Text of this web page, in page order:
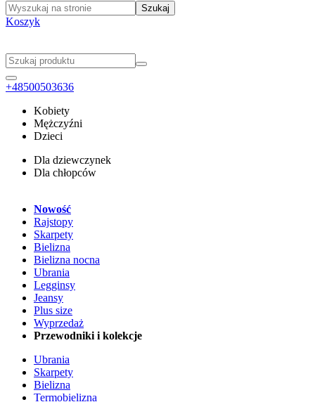
Koszyk
+48500503636
Kobiety
Mężczyźni
Dzieci
Dla dziewczynek
Dla chłopców
Nowość
Rajstopy
Skarpety
Bielizna
Bielizna nocna
Ubrania
Legginsy
Jeansy
Plus size
Wyprzedaż
Przewodniki i kolekcje
Ubrania
Skarpety
Bielizna
Termobielizna